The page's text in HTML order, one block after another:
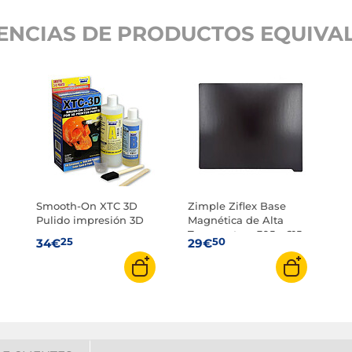
DE PRODUCTOS
Smooth-On XTC 3D
Pulido impresión 3D
34€25
Zimple Ziflex Base
Magnética de Alta
Temperatura 305 x 215
mm
29€50